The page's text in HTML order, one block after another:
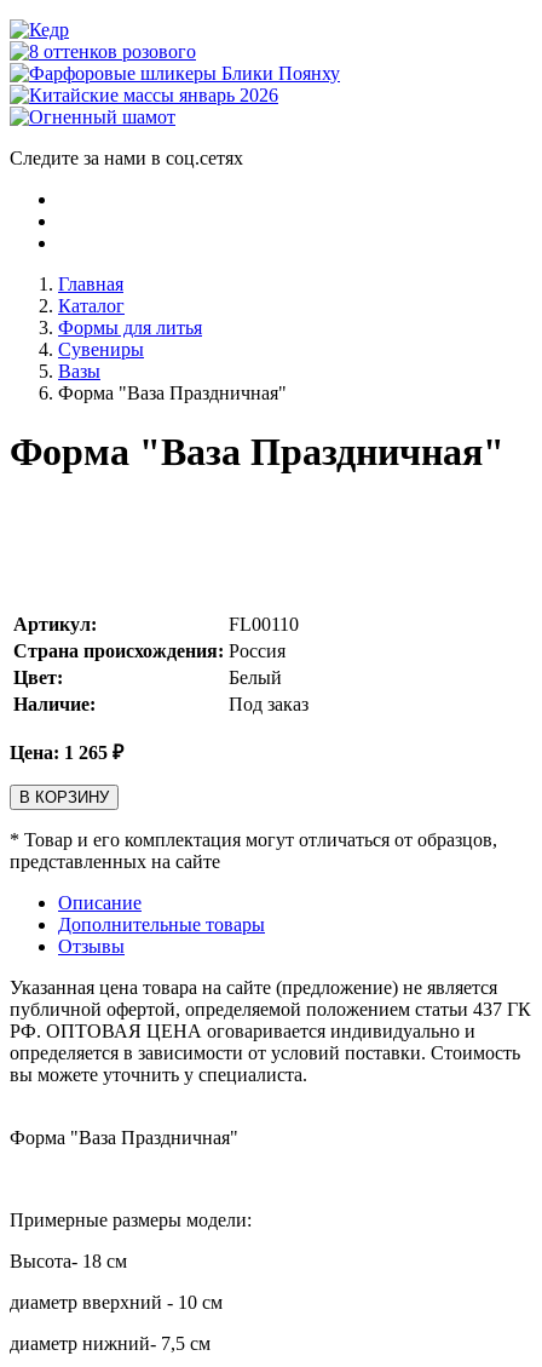
Следите за нами в соц.сетях
Главная
Каталог
Формы для литья
Сувениры
Вазы
Форма "Ваза Праздничная"
Форма "Ваза Праздничная"
Артикул:
FL00110
Страна происхождения: Россия
Цвет:
Белый
Наличие:
Под заказ
Цена: 1 265 ₽
В КОРЗИНУ
* Товар и его комплектация могут отличаться от образцов,
представленных на сайте
Описание
Дополнительные товары
Отзывы
Указанная цена товара на сайте (предложение) не является
публичной офертой, определяемой положением статьи 437 ГК
РФ. ОПТОВАЯ ЦЕНА оговаривается индивидуально и
определяется в зависимости от условий поставки. Стоимость
вы можете уточнить у специалиста.
Форма "Ваза Праздничная"
Примерные размеры модели:
Высота- 18 см
диаметр вверхний - 10 см
диаметр нижний- 7,5 см